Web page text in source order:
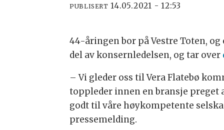
PUBLISERT 14.05.2021 - 12:53
44-åringen bor på Vestre Toten,
del av konsernledelsen, og tar over
– Vi gleder oss til Vera Flatebø
toppleder innen en bransje preget
godt til våre høykompetente
pressemelding.